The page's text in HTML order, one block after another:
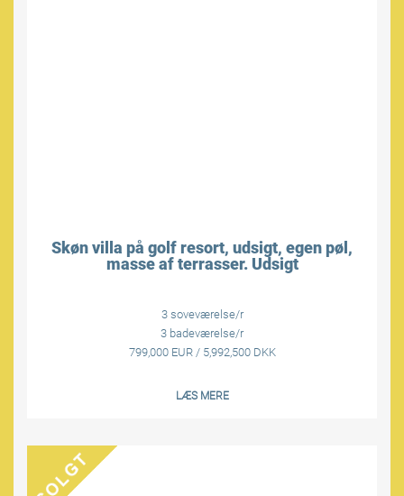
Skøn villa på golf resort, udsigt, egen pøl,
masse af terrasser. Udsigt
3 soveværelse/r
3 badeværelse/r
799,000 EUR / 5,992,500 DKK
LÆS MERE